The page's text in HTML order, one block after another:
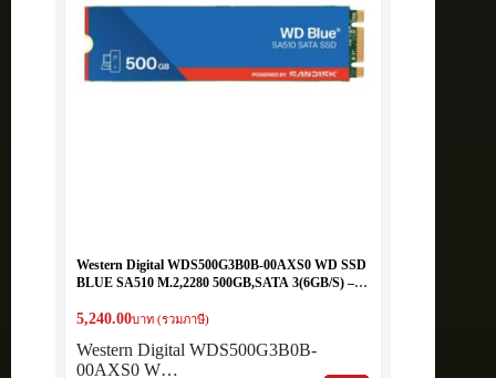
Western Digital WDS500G3B0B-00AXS0 WD SSD
BLUE SA510 M.2,2280 500GB,SATA 3(6GB/S) –
5,240.00บาท (รวมภาษี)
Western Digital WDS500G3B0B-
00AXS0 W…